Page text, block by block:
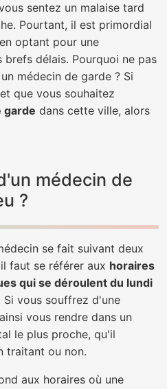
sentez un malaise tard
Pourtant, il est primordial
optant pour une
délais. Pourquoi ne pas
médecin de garde ? Si
que vous souhaitez
garde dans cette ville, alors
médecin de
?
se fait suivant deux
faut se référer aux horaires
qui se déroulent du lundi
Si vous souffrez d'une
vous rendre dans un
le plus proche, qu'il
traitant ou non.
aux horaires où une